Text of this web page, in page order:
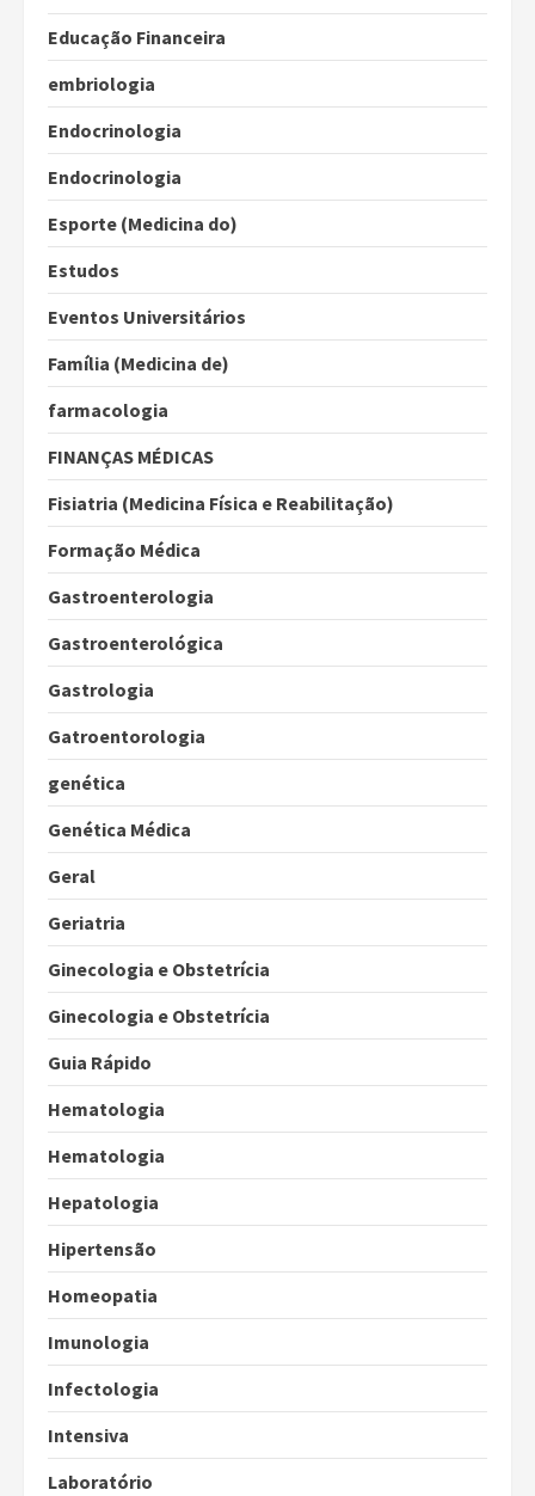
Educação Financeira
embriologia
Endocrinologia
Endocrinologia
Esporte (Medicina do)
Estudos
Eventos Universitários
Família (Medicina de)
farmacologia
FINANÇAS MÉDICAS
Fisiatria (Medicina Física e Reabilitação)
Formação Médica
Gastroenterologia
Gastroenterológica
Gastrologia
Gatroentorologia
genética
Genética Médica
Geral
Geriatria
Ginecologia e Obstetrícia
Ginecologia e Obstetrícia
Guia Rápido
Hematologia
Hematologia
Hepatologia
Hipertensão
Homeopatia
Imunologia
Infectologia
Intensiva
Laboratório